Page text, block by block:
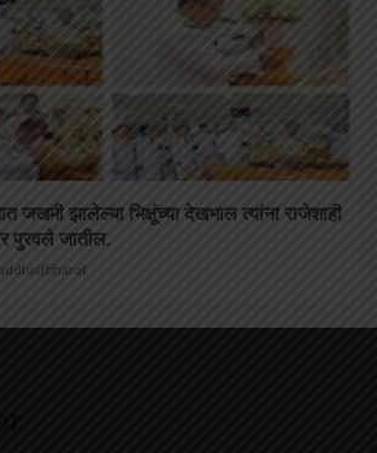
जखमी झालेल्या भिक्षूंच्या देखभाल त्यांना राजेशाही
पुरवले जातील.